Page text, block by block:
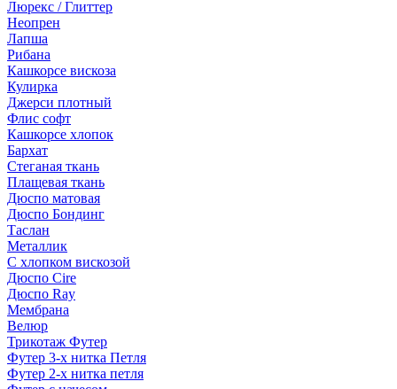
Люрекс / Глиттер
Неопрен
Лапша
Рибана
Кашкорсе вискоза
Кулирка
Джерси плотный
Флис софт
Кашкорсе хлопок
Бархат
Стеганая ткань
Плащевая ткань
Дюспо матовая
Дюспо Бондинг
Таслан
Металлик
С хлопком вискозой
Дюспо Cire
Дюспо Ray
Мембрана
Велюр
Трикотаж Футер
Футер 3-х нитка Петля
Футер 2-х нитка петля